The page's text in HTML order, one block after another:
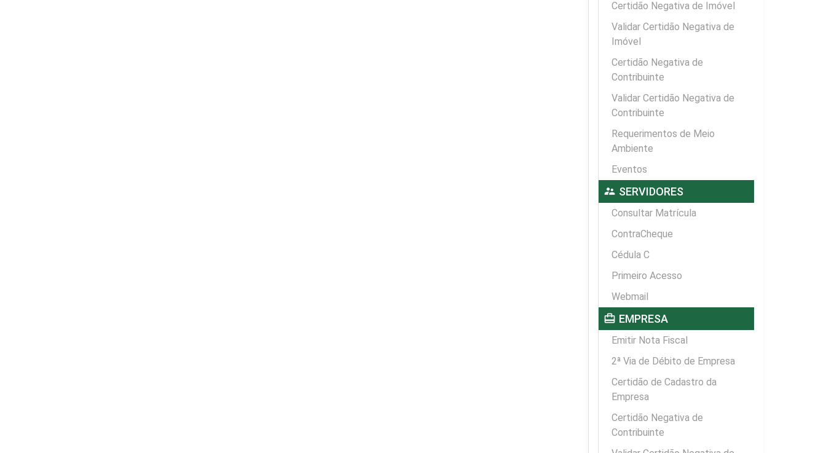
Certidão Negativa de Imóvel
Validar Certidão Negativa de
Imóvel
Certidão Negativa de
Contribuinte
Validar Certidão Negativa de
Contribuinte
Requerimentos de Meio
Ambiente
Eventos
supervisor_account SERVIDORES
Consultar Matrícula
ContraCheque
Cédula C
Primeiro Acesso
Webmail
card_travel EMPRESA
Emitir Nota Fiscal
2ª Via de Débito de Empresa
Certidão de Cadastro da
Empresa
Certidão Negativa de
Contribuinte